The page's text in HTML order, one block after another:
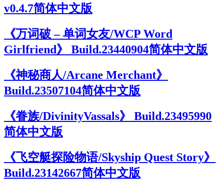
v0.4.7简体中文版
《万词破 – 单词女友/WCP Word
Girlfriend》 Build.23440904简体中文版
《神秘商人/Arcane Merchant》
Build.23507104简体中文版
《眷族/DivinityVassals》 Build.23495990
简体中文版
《飞空艇探险物语/Skyship Quest Story》
Build.23142667简体中文版